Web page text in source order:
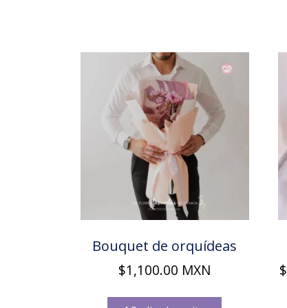
Bouquet de orquídeas
$1,100.00 MXN
$